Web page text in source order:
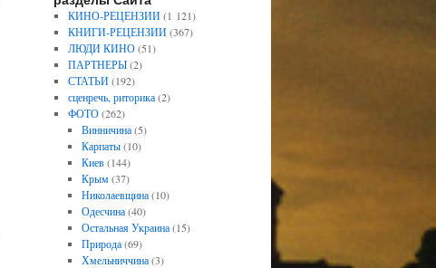
КИНО-РЕЦЕНЗИИ(1 121)
КНИГИ-РЕЦЕНЗИИ(367)
ЛЮДИ КИНО(51)
ПАРТНЕРЫ(2)
СТАТЬИ(192)
сценречь, риторика(2)
ФОТО(262)
Винничина(5)
Карпаты(10)
Киев(144)
Крым(37)
Николаевщина(10)
Одесчина(40)
Остальная Украина(15)
Природа(69)
Хмельниччина(3)